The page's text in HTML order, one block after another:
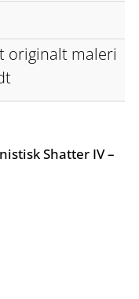
originalt maleri
Shatter IV –